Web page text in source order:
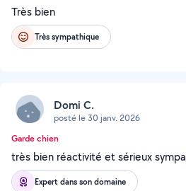
Très bien
Très sympathique
Domi C.
posté le 30 janv. 2026
Garde chien
très bien réactivité et sérieux sympa
Expert dans son domaine